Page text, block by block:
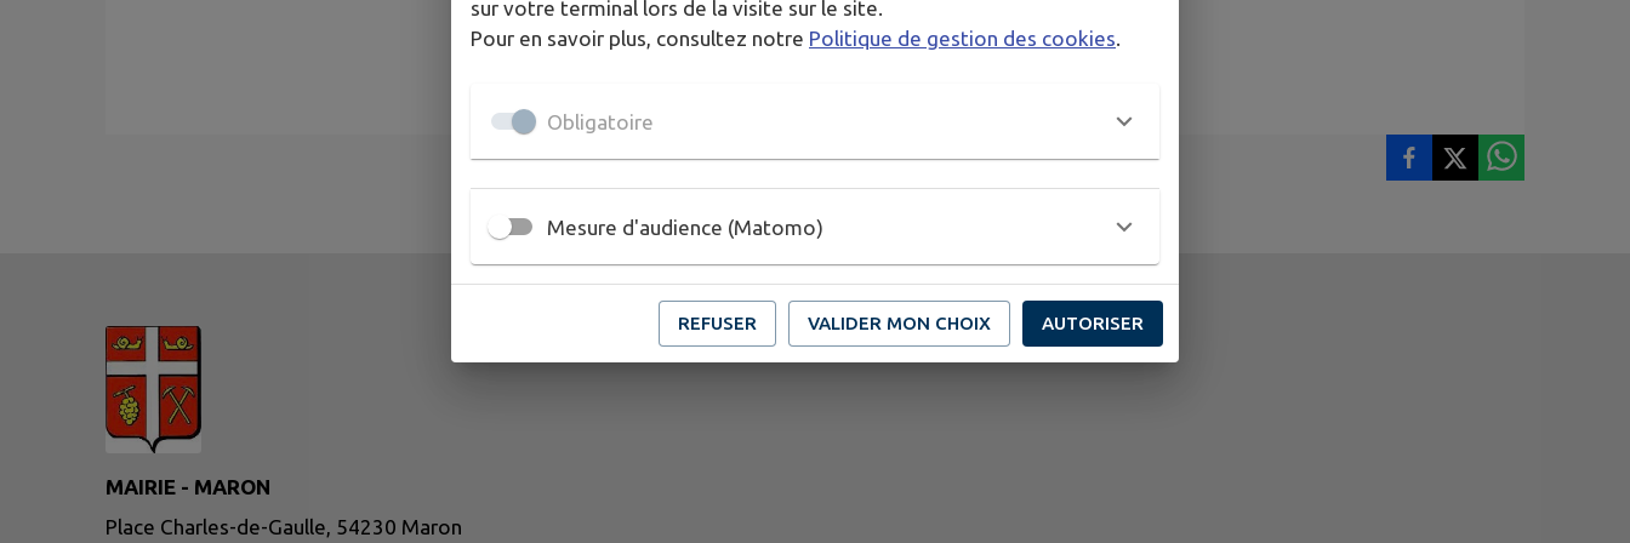
MAIRIE - MARON
Place Charles-de-Gaulle, 54230 Maron
sur votre terminal lors de la visite sur le site.
Pour en savoir plus, consultez notre Politique de gestion des cookies.
Obligatoire
Mesure d'audience (Matomo)
REFUSER VALIDER MON CHOIX AUTORISER